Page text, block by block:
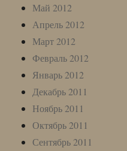
Май 2012
Апрель 2012
Март 2012
Февраль 2012
Январь 2012
Декабрь 2011
Ноябрь 2011
Октябрь 2011
Сентябрь 2011